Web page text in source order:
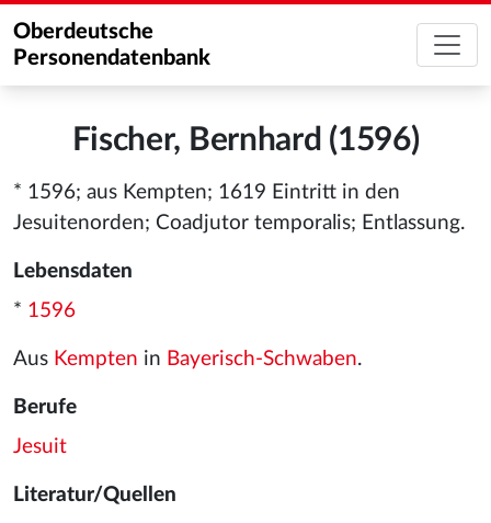
Oberdeutsche
Personendatenbank
Fischer, Bernhard (1596)
* 1596; aus Kempten; 1619 Eintritt in den
Jesuitenorden; Coadjutor temporalis; Entlassung.
Lebensdaten
* 1596
Aus Kempten in Bayerisch-Schwaben.
Berufe
Jesuit
Literatur/Quellen